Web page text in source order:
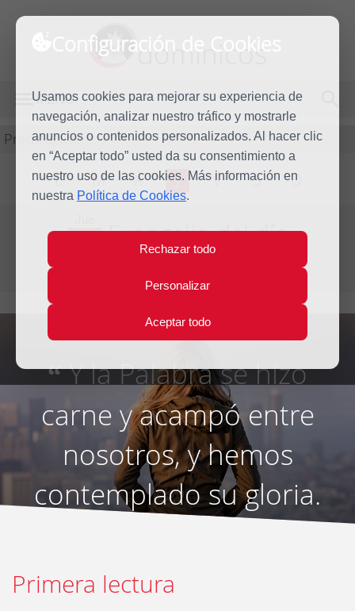
Configuración de Cookies
Usamos cookies para mejorar su experiencia de
navegación, analizar nuestro tráfico y mostrarle
anuncios o contenidos personalizados. Al hacer clic
en “Aceptar todo” usted da su consentimiento a
nuestro uso de las cookies. Más información en
nuestra Política de Cookies.
Rechazar todo
Personalizar
Aceptar todo
dominicos
MENÚ
Predicación
L M X J V S D
31 Evangelio del día
“Y la Palabra se hizo
carne y acampó entre
nosotros, y hemos
contemplado su gloria.
Primera lectura